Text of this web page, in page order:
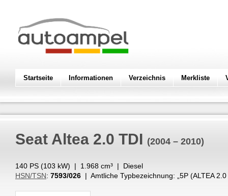
Startseite Informationen Verzeichnis Merkliste
Seat Altea 2.0 TDI (2004 – 2010)
140 PS (103 kW) | 1.968 cm³ | Diesel
HSN/TSN: 7593/026 | Amtliche Typbezeichnung: „ 5P (ALTEA